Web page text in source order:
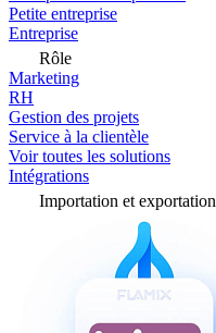
Petite entreprise
Entreprise
Rôle
Marketing
RH
Gestion des projets
Service à la clientèle
Voir toutes les solutions
Intégrations
Importation et exportation